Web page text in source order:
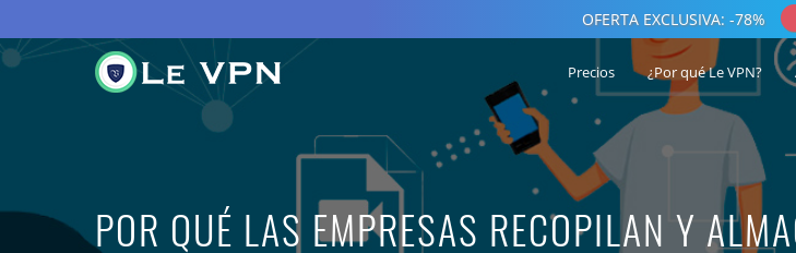
Precios ¿Por qué Le VPN?
POR QUÉ LAS EMPRESAS RECOPILAN Y